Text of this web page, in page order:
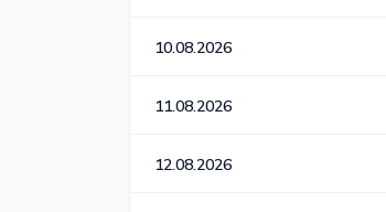
10.08.2026
11.08.2026
12.08.2026